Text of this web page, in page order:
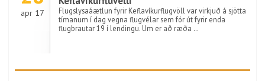
apr 17
Flugslysaáætlun fyrir Keflavíkurflugvöll var virkjuð á sjötta
tímanum í dag vegna flugvélar sem fór út fyrir enda
flugbrautar 19 í lendingu. Um er að ræða …